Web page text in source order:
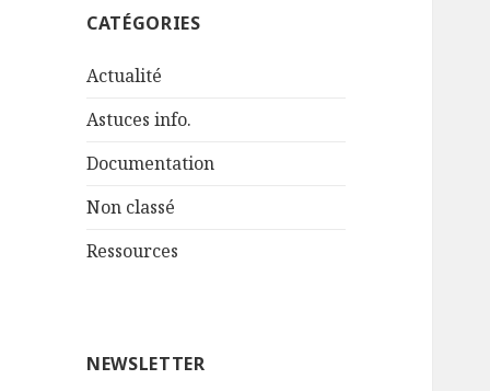
CATÉGORIES
Actualité
Astuces info.
Documentation
Non classé
Ressources
NEWSLETTER